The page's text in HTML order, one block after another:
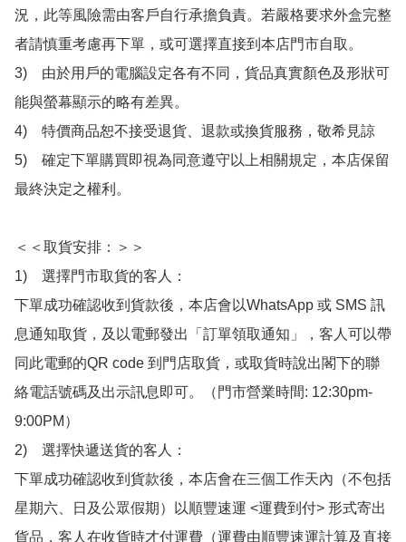
況，此等風險需由客戶自行承擔負責。若嚴格要求外盒完整
者請慎重考慮再下單，或可選擇直接到本店門市自取。
3)　由於用戶的電腦設定各有不同，貨品真實顏色及形狀可
能與螢幕顯示的略有差異。
4)　特價商品恕不接受退貨、退款或換貨服務，敬希見諒
5)　確定下單購買即視為同意遵守以上相關規定，本店保留
最終決定之權利。
＜＜取貨安排：＞＞
1)　選擇門市取貨的客人：
下單成功確認收到貨款後，本店會以WhatsApp 或 SMS 訊
息通知取貨，及以電郵發出「訂單領取通知」，客人可以帶
同此電郵的QR code 到門店取貨，或取貨時說出閣下的聯
絡電話號碼及出示訊息即可。（門市營業時間: 12:30pm-
9:00PM）
2)　選擇快遞送貨的客人：
下單成功確認收到貨款後，本店會在三個工作天內（不包括
星期六、日及公眾假期）以順豐速運 <運費到付> 形式寄出
貨品，客人在收貨時才付運費（運費由順豐速運計算及直接